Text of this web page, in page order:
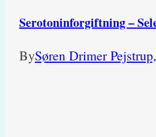
Serotoninforgiftning –
BySøren Drimer